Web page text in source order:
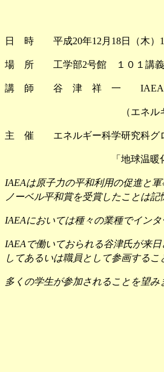
日 時 平成20年12月 18日（木）
場 所 工学部2号館 １０１講
講 師 谷 津 祥 一
IAEA
（エネルギー科学研究
主 催 エネルギー科学研究科グ
「地球温暖化時代のエ
IAEAは原子力の平和利用の促進と
ノーベル平和賞を受賞したことは記
IAEAにおいては種々の業種でイン
IAEA で働いておられる谷津氏が来
してあるいは職員として参画する
多くの学生が参加されることを望み